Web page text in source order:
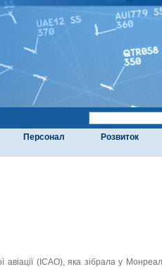
Персонал Розвиток
авіації (ICAO), яка зібрала у